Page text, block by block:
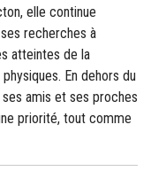
elle continue
recherches à
atteintes de la
En dehors du
amis et ses proches
priorité, tout comme